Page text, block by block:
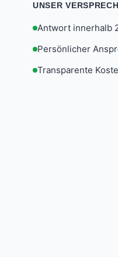
UNSER
Antwort innerhalb
Persönlicher
Transparente